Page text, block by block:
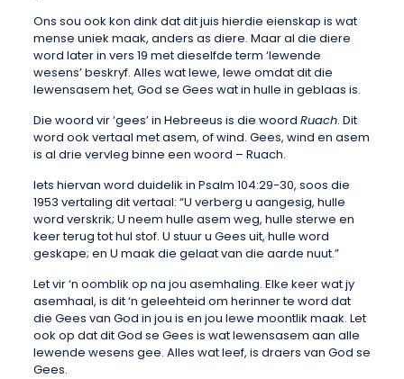
Ons sou ook kon dink dat dit juis hierdie eienskap is wat
mense uniek maak, anders as diere. Maar al die diere
word later in vers 19 met dieselfde term ‘lewende
wesens’ beskryf. Alles wat lewe, lewe omdat dit die
lewensasem het, God se Gees wat in hulle in geblaas is.
Die woord vir ‘gees’ in Hebreeus is die woord Ruach. Dit
word ook vertaal met asem, of wind. Gees, wind en asem
is al drie vervleg binne een woord – Ruach.
Iets hiervan word duidelik in Psalm 104:29-30, soos die
1953 vertaling dit vertaal: “U verberg u aangesig, hulle
word verskrik; U neem hulle asem weg, hulle sterwe en
keer terug tot hul stof. U stuur u Gees uit, hulle word
geskape; en U maak die gelaat van die aarde nuut.”
Let vir ‘n oomblik op na jou asemhaling. Elke keer wat jy
asemhaal, is dit ‘n geleehteid om herinner te word dat
die Gees van God in jou is en jou lewe moontlik maak. Let
ook op dat dit God se Gees is wat lewensasem aan alle
lewende wesens gee. Alles wat leef, is draers van God se
Gees.